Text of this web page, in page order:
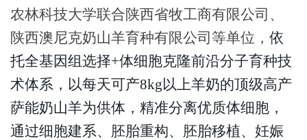
农林科技大学联合陕西省牧工商有限公司、
陕西澳尼克奶山羊育种有限公司 等单位， 依
托全基因组选择+体细胞克隆前沿分子育种技
术体系，以每天可产8kg以上羊奶的顶级高产
萨能奶山羊为供体，精准分离优质体细胞，
通过细胞建系、胚胎重构、胚胎移植、妊娠